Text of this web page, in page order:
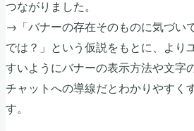
つながりました。
→「バナーの存在そのものに気づい
では？」という仮説をもとに、より
すいようにバナーの表示方法や文字
チャットへの導線だとわかりやすく
す。